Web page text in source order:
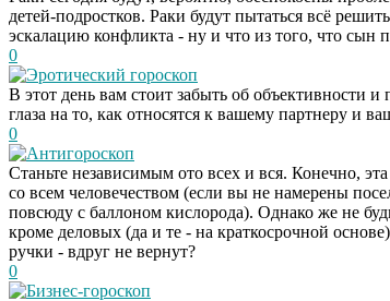
детей-подростков. Раки будут пытаться всё
эскалацию конфликта - ну и что из того, что сын
0
Эротический гороскоп
В этот день вам стоит забыть об объективности
глаза на то, как относятся к вашему партнеру и
0
Антигороскоп
Станьте независимым ото всех и вся. Конечно,
со всем человечеством (если вы не намерены
повсюду с баллоном кислорода). Однако же не
кроме деловых (да и те - на краткосрочной
ручки - вдруг не вернут?
0
Бизнес-гороскоп